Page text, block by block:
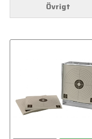
Övrigt